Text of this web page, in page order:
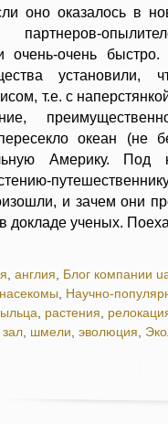
оно оказалось в
очень-очень
установили,
т.е. с
океан (не
Америку. Под
и зачем они
докладе ученых.
, англия, Блог компании
насекомы, Научно-
, растения,
, шмели, эволюция,